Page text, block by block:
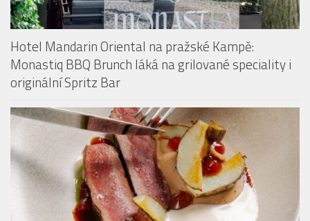
Hotel Mandarin Oriental na pražské Kampě:
Monastiq BBQ Brunch láká na grilované speciality i
originální Spritz Bar